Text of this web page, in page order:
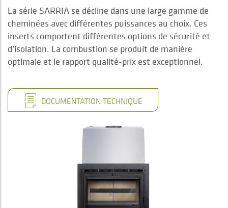
La série SARRIA se décline dans une large gamme de
cheminées avec différentes puissances au choix. Ces
inserts comportent différentes options de sécurité et
d’isolation. La combustion se produit de manière
optimale et le rapport qualité-prix est exceptionnel.
DOCUMENTATION TECHNIQUE